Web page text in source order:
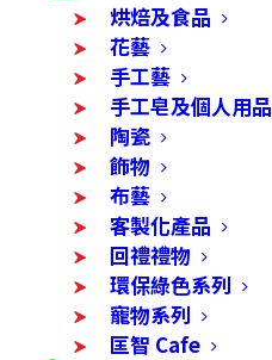
烘焙及食品
花藝
手工藝
手工皂及個人用品
陶瓷
飾物
布藝
客製化產品
回禮禮物
環保綠色系列
寵物系列
匡智 Cafe